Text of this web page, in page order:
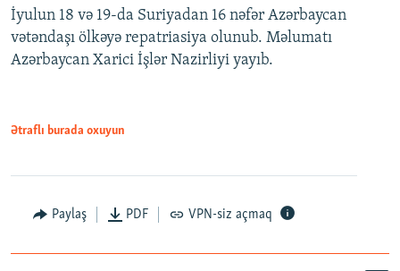
İyulun 18 və 19-da Suriyadan 16 nəfər Azərbaycan
vətəndaşı ölkəyə repatriasiya olunub. Məlumatı
Azərbaycan Xarici İşlər Nazirliyi yayıb.
Ətraflı burada oxuyun
Paylaş PDF VPN-siz açmaq